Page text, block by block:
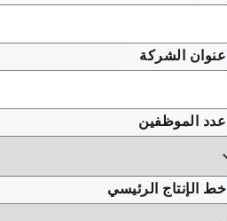
عنوان الشركة
عدد الموظفين
خط الإنتاج الرئيسي